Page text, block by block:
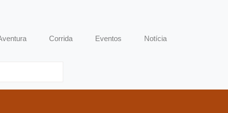
Corrida Eventos Notícia